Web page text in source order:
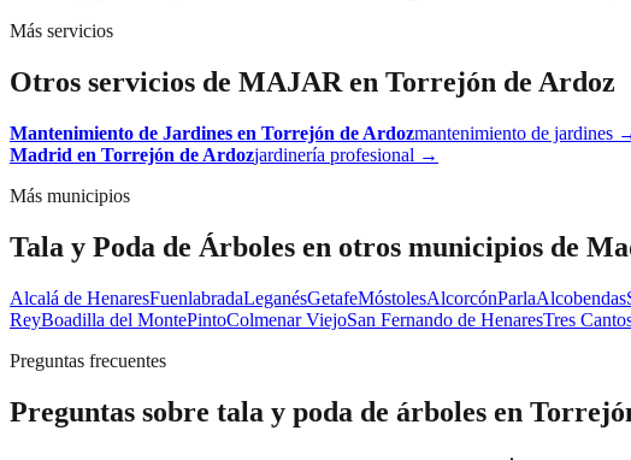
Más servicios
Otros servicios de MAJAR en Torrejón de Ardoz
Mantenimiento de Jardines en Torrejón de Ardozmantenimiento de jardines
Madrid en Torrejón de Ardozjardinería profesional →
Más municipios
Tala y Poda de Árboles en otros municipios de
Alcalá de HenaresFuenlabradaLeganésGetafeMóstolesAlcorcónParlaAlcobendas
ReyBoadilla del MontePintoColmenar ViejoSan Fernando de HenaresTres
Preguntas frecuentes
Preguntas sobre tala y poda de árboles en